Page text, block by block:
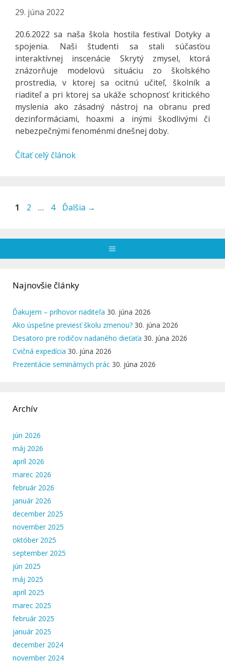
29. júna 2022
20.6.2022 sa naša škola hostila festival Dotyky a
spojenia. Naši študenti sa stali súčasťou
interaktívnej inscenácie Skrytý zmysel, ktorá
znázorňuje modelovú situáciu zo školského
prostredia, v ktorej sa ocitnú učiteľ, školník a
riaditeľ a pri ktorej sa ukáže schopnosť kritického
myslenia ako zásadný nástroj na obranu pred
dezinformáciami, hoaxmi a inými škodlivými či
nebezpečnými fenoménmi dnešnej doby.
Čítať celý článok
Stránka
1 Stránka
2 … Stránka
4 Ďalšia →
Najnovšie články
Ďakujem – príhovor riaditeľa 30. júna 2026
Ako úspešne previesť školu zmenou? 30. júna 2026
Desatoro pre rodičov nadaného dieťaťa 30. júna 2026
Cvičná expedícia 30. júna 2026
Prezentácie seminárnych prác 30. júna 2026
Archív
jún 2026
máj 2026
apríl 2026
marec 2026
február 2026
január 2026
december 2025
november 2025
október 2025
september 2025
jún 2025
máj 2025
apríl 2025
marec 2025
február 2025
január 2025
december 2024
november 2024